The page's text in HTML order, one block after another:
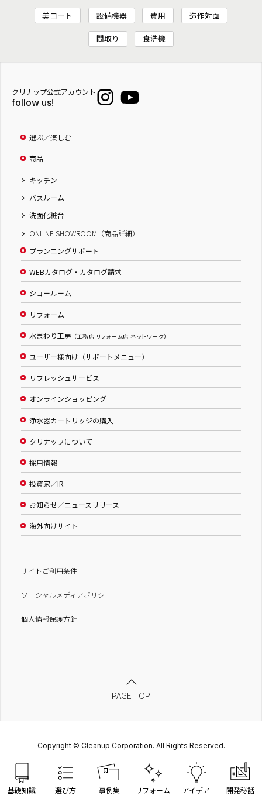
基礎知識 選び方 事例集 リフォーム アイデア 開発秘話
美コート 設備機器 費用 造作対面
間取り 食洗機
クリナップ公式アカウント
follow us!
選ぶ／楽しむ
商品
キッチン
バスルーム
洗面化粧台
ONLINE SHOWROOM（商品詳細）
プランニングサポート
WEBカタログ・カタログ請求
ショールーム
リフォーム
水まわり工房 （工務店 リフォーム店 ネットワーク）
ユーザー様向け（サポートメニュー）
リフレッシュサービス
オンラインショッピング
浄水器カートリッジの購入
クリナップについて
採用情報
投資家／IR
お知らせ／ニュースリリース
海外向けサイト
サイトご利用条件
ソーシャルメディアポリシー
個人情報保護方針
PAGE TOP
Copyright © Cleanup Corporation. All Rights Reserved.